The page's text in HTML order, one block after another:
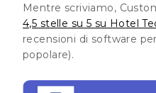
Mentre scriviamo,
4,5 stelle su 5 su Hotel
recensioni di software
popolare).